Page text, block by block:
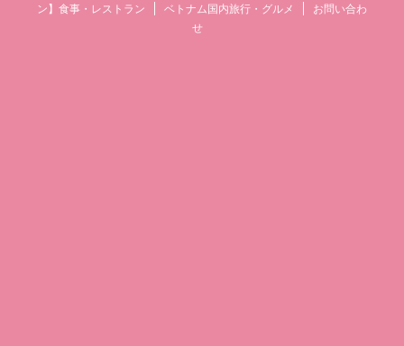
ン】食事・レストラン
ベトナム国内旅行・グルメ
お問い合わ
せ